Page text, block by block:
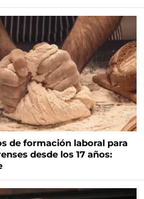
de formación laboral para
desde los 17 años: